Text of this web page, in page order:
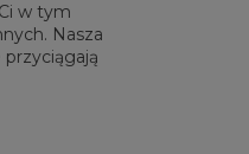
20 20,5
w tym
Nasza